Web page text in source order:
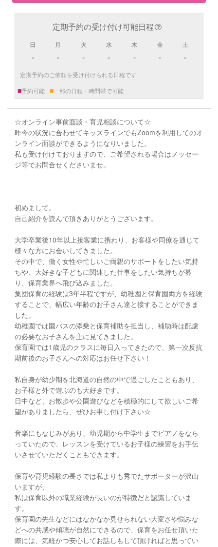
定期予約の受け付け可能日程
日
×
月
×
火
×
水
×
木
×
金
×
土
×
定期予約のご依頼を受け付けられる日程です
■予約可能 ■一部の日程・時間帯で可能
☆オンライン事前面談・育児相談について☆
昨今の状況に合わせてキッズラインでもZoomを利用してのオ
ンライン面談ができるようになりいました。
私も受け付けておりますので、ご希望される場合はメッセー
ジ等でお問合せくださいませ。
初めまして。
自己紹介を読んで頂きありがとうございます。
大学卒業後10年以上接客業に携わり、お客様や同僚を通じて
様々な方にお会いしてきました。
その中で、働く女性や忙しいご両親のサポートをしたい気持
ちや、大好きな子どもに関連した仕事をしたい気持ちが募
り、保育業界へ飛び込みました。
集団保育の経験は3年半程ですが、幼稚園と保育園両方を経験
することで、幅広い年齢のお子さん達と接することができま
した。
幼稚園では園バスの添乗と保育補助を担当し、補助時は配慮
の必要なお子さんを主に見てきました。
保育園では1歳児のクラスに毎日入ってきたので、第一次反抗
期前後のお子さんへの対応はお任せ下さい！
私自身が幼少期を北海道の自然の中で過ごしたこともあり、
お子様と外で遊ぶのも大好きです。
日中など、お散歩や公園遊びなどを積極的にして欲しいご希
望がありましたら、ぜひお申し付け下さい☆
音楽にもなじみがあり、幼児期から中学生までピアノをなら
っていたので、レッスンを受けているお子様の練習をお手伝
いさせていただくこともできます。
保育や育児経験の長さでは私よりも秀でたサポーターが沢山
いますが、
私は保育以外の職業経験が長いのが特徴だと認識していま
す。
保育園の先生などにはなかなか見せられない大変さや悩みな
どへの共感や傾聴が自然にできるので、保育をお任せ頂いた
際には、気軽かつ安心してお話しもして頂ければと思ってい